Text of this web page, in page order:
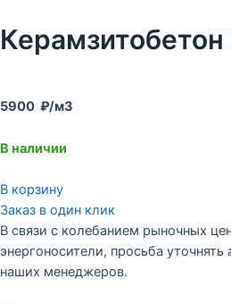
5900 ₽/м3
В наличии
В корзину
Заказ в один клик
В связи с колебанием рыночных
энергоносители, просьба уточнять
наших менеджеров.